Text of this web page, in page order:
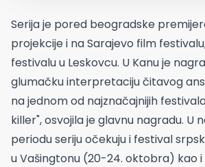
Serija je pored beogradske
projekcije i na Sarajevo film
festivalu u Leskovcu. U Kanu je
glumačku interpretaciju čitavog
na jednom od najznačajnijih
killer", osvojila je glavnu nagradu. U
periodu seriju očekuju i festival
u Vašingtonu (20-24. oktobra) kao i